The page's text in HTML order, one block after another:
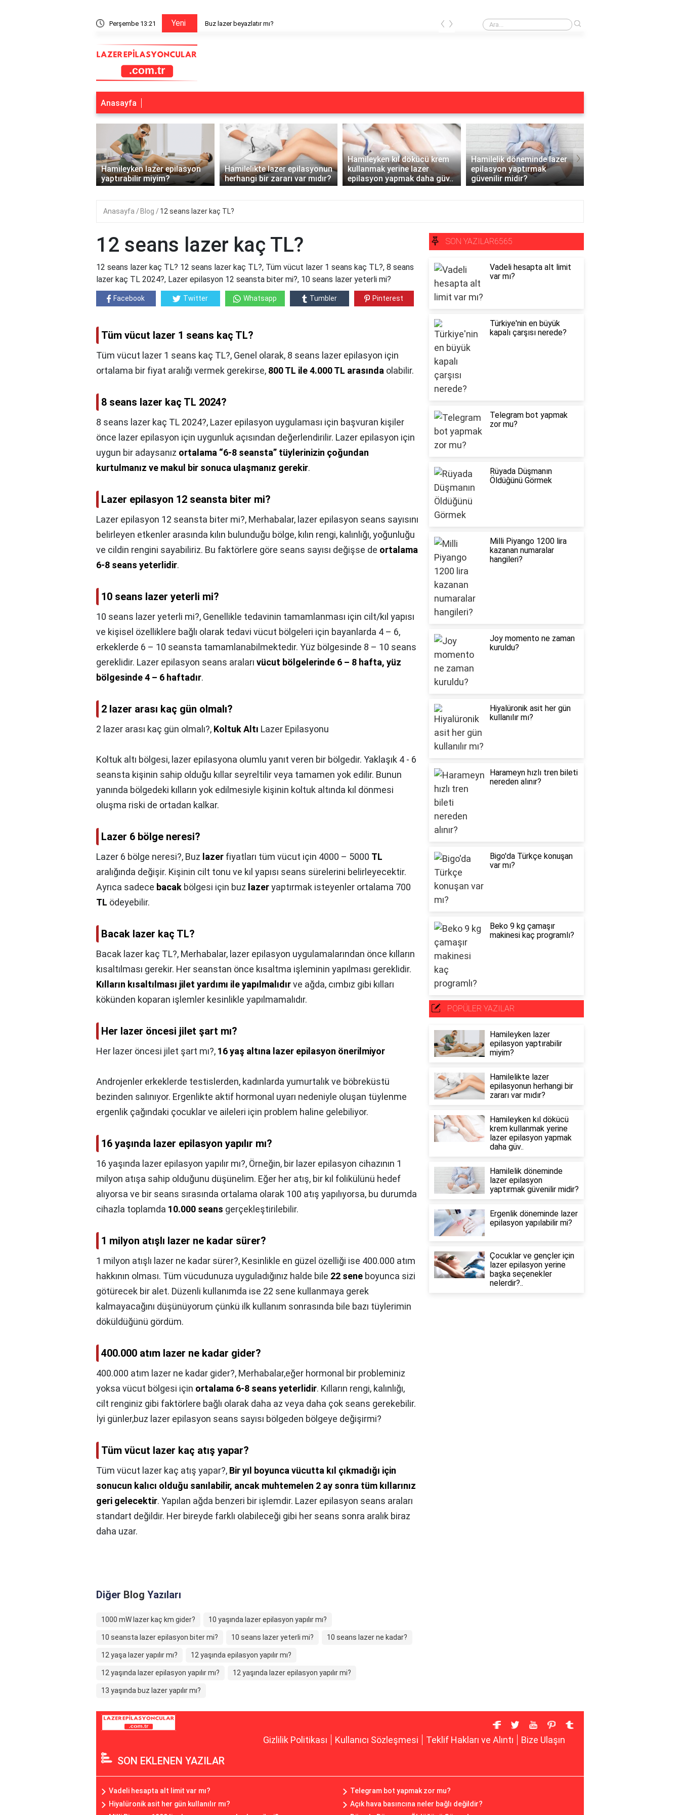
Perşembe 13:21 Yeni Alerji varken lazer yapılır mı? Alexandrite lazer kimler kullanamaz?
‹ ›
Anasayfa
Hamileyken lazer epilasyon
yaptırabilir miyim?
Hamilelikte lazer epilasyonun
herhangi bir zararı var mıdır?
Hamileyken kıl dökücü krem
kullanmak yerine lazer
epilasyon yapmak daha güv..
Hamilelik döneminde lazer
epilasyon yaptırmak
güvenilir midir?
‹ ›
Anasayfa Blog 12 seans lazer kaç TL?
12 seans lazer kaç TL?
12 seans lazer kaç TL? 12 seans lazer kaç TL?, Tüm vücut lazer 1 seans kaç TL?, 8 seans
lazer kaç TL 2024?, Lazer epilasyon 12 seansta biter mi?, 10 seans lazer yeterli mi?
Facebook Twitter Whatsapp Tumbler Pinterest
Tüm vücut lazer 1 seans kaç TL?
Tüm vücut lazer 1 seans kaç TL?, Genel olarak, 8 seans lazer epilasyon için
ortalama bir fiyat aralığı vermek gerekirse, 800 TL ile 4.000 TL arasında olabilir.
8 seans lazer kaç TL 2024?
8 seans lazer kaç TL 2024?, Lazer epilasyon uygulaması için başvuran kişiler
önce lazer epilasyon için uygunluk açısından değerlendirilir. Lazer epilasyon için
uygun bir adaysanız ortalama “6-8 seansta” tüylerinizin çoğundan
kurtulmanız ve makul bir sonuca ulaşmanız gerekir.
Lazer epilasyon 12 seansta biter mi?
Lazer epilasyon 12 seansta biter mi?, Merhabalar, lazer epilasyon seans sayısını
belirleyen etkenler arasında kılın bulunduğu bölge, kılın rengi, kalınlığı, yoğunluğu
ve cildin rengini sayabiliriz. Bu faktörlere göre seans sayısı değişse de ortalama
6-8 seans yeterlidir.
10 seans lazer yeterli mi?
10 seans lazer yeterli mi?, Genellikle tedavinin tamamlanması için cilt/kıl yapısı
ve kişisel özelliklere bağlı olarak tedavi vücut bölgeleri için bayanlarda 4 – 6,
erkeklerde 6 – 10 seansta tamamlanabilmektedir. Yüz bölgesinde 8 – 10 seans
gereklidir. Lazer epilasyon seans araları vücut bölgelerinde 6 – 8 hafta, yüz
bölgesinde 4 – 6 haftadır.
2 lazer arası kaç gün olmalı?
2 lazer arası kaç gün olmalı?, Koltuk Altı Lazer Epilasyonu
Koltuk altı bölgesi, lazer epilasyona olumlu yanıt veren bir bölgedir. Yaklaşık 4 - 6
seansta kişinin sahip olduğu kıllar seyreltilir veya tamamen yok edilir. Bunun
yanında bölgedeki kılların yok edilmesiyle kişinin koltuk altında kıl dönmesi
oluşma riski de ortadan kalkar.
Lazer 6 bölge neresi?
Lazer 6 bölge neresi?, Buz lazer fiyatları tüm vücut için 4000 – 5000 TL
aralığında değişir. Kişinin cilt tonu ve kıl yapısı seans sürelerini belirleyecektir.
Ayrıca sadece bacak bölgesi için buz lazeryaptırmak isteyenler ortalama 700
TL ödeyebilir.
Bacak lazer kaç TL?
Bacak lazer kaç TL?, Merhabalar, lazer epilasyon uygulamalarından önce kılların
kısaltılması gerekir. Her seanstan önce kısaltma işleminin yapılması gereklidir.
Kılların kısaltılması jilet yardımı ile yapılmalıdırve ağda, cımbız gibi kılları
kökünden koparan işlemler kesinlikle yapılmamalıdır.
Her lazer öncesi jilet şart mı?
Her lazer öncesi jilet şart mı?, 16 yaş altına lazer epilasyon önerilmiyor
Androjenler erkeklerde testislerden, kadınlarda yumurtalık ve böbreküstü
bezinden salınıyor. Ergenlikte aktif hormonal uyarı nedeniyle oluşan tüylenme
ergenlik çağındaki çocuklar ve aileleri için problem haline gelebiliyor.
16 yaşında lazer epilasyon yapılır mı?
16 yaşında lazer epilasyon yapılır mı?, Örneğin, bir lazer epilasyon cihazının 1
milyon atışa sahip olduğunu düşünelim. Eğer her atış, bir kıl folikülünü hedef
alıyorsa ve bir seans sırasında ortalama olarak 100 atış yapılıyorsa, bu durumda
cihazla toplamda 10.000 seans gerçekleştirilebilir.
1 milyon atışlı lazer ne kadar sürer?
1 milyon atışlı lazer ne kadar sürer?, Kesinlikle en güzel özelliği ise 400.000 atım
hakkının olması. Tüm vücudunuza uyguladığınız halde bile 22 sene boyunca sizi
götürecek bir alet. Düzenli kullanımda ise 22 sene kullanmaya gerek
kalmayacağını düşünüyorum çünkü ilk kullanım sonrasında bile bazı tüylerimin
döküldüğünü gördüm.
400.000 atım lazer ne kadar gider?
400.000 atım lazer ne kadar gider?, Merhabalar,eğer hormonal bir probleminiz
yoksa vücut bölgesi için ortalama 6-8 seans yeterlidir. Kılların rengi, kalınlığı,
cilt renginiz gibi faktörlere bağlı olarak daha az veya daha çok seans gerekebilir.
İyi günler,buz lazer epilasyon seans sayısı bölgeden bölgeye değişirmi?
Tüm vücut lazer kaç atış yapar?
Tüm vücut lazer kaç atış yapar?, Bir yıl boyunca vücutta kıl çıkmadığı için
sonucun kalıcı olduğu sanılabilir, ancak muhtemelen 2 ay sonra tüm kıllarınız
geri gelecektir. Yapılan ağda benzeri bir işlemdir. Lazer epilasyon seans araları
standart değildir. Her bireyde farklı olabileceği gibi her seans sonra aralık biraz
daha uzar.
Diğer Blog Yazıları
1000 mW lazer kaç km gider? 10 yaşında lazer epilasyon yapılır mı?
10 seansta lazer epilasyon biter mi? 10 seans lazer yeterli mi? 10 seans lazer ne kadar?
12 yaşa lazer yapılır mı? 12 yaşında epilasyon yapılır mı?
12 yaşında lazer epilasyon yapılır mı? 12 yaşında lazer epilasyon yapılır mi?
13 yaşında buz lazer yapılır mı?
SON YAZILAR6565
Vadeli hesapta alt limit
var mı?
Türkiye'nin en büyük
kapalı çarşısı nerede?
Telegram bot yapmak
zor mu?
Rüyada Düşmanın
Öldüğünü Görmek
Milli Piyango 1200 lira
kazanan numaralar
hangileri?
Joy momento ne zaman
kuruldu?
Hiyalüronik asit her gün
kullanılır mı?
Harameyn hızlı tren bileti
nereden alınır?
Bigo'da Türkçe konuşan
var mı?
Beko 9 kg çamaşır
makinesi kaç programlı?
POPÜLER YAZILAR
Hamileyken lazer
epilasyon yaptırabilir
miyim?
Hamilelikte lazer
epilasyonun herhangi bir
zararı var mıdır?
Hamileyken kıl dökücü
krem kullanmak yerine
lazer epilasyon yapmak
daha güv..
Hamilelik döneminde
lazer epilasyon
yaptırmak güvenilir midir?
Ergenlik döneminde lazer
epilasyon yapılabilir mi?
Çocuklar ve gençler için
lazer epilasyon yerine
başka seçenekler
nelerdir?..
Gizlilik Politikası Kullanıcı Sözleşmesi Teklif Hakları ve Alıntı Bize Ulaşın
SON EKLENEN YAZILAR
Vadeli hesapta alt limit var mı?
Telegram bot yapmak zor mu?
Hiyalüronik asit her gün kullanılır mı?
Açık hava basıncına neler bağlı değildir?